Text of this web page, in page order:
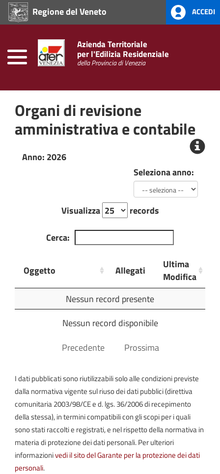
Regione del Veneto ACCEDI
Azienda Territoriale
per l'Edilizia Residenziale
della Provincia di Venezia
Home
Prevenzione
alla
Corruzione
Amministrazione
Trasparente
Organi di revisione
amministrativa e contabile
Anno: 2026
Seleziona anno:
Visualizza
records
Cerca:
Oggetto Allegati
Ultima
Modifica
Allegati
Modifica
Nessun record presente
Nessun record disponibile
Precedente
Prossima
I dati pubblicati sono riutilizzabili solo alle condizioni previste
dalla normativa vigente sul riuso dei dati pubblici (direttiva
comunitaria 2003/98/CE e d. lgs. 36/2006 di recepimento
della stessa), in termini compatibili con gli scopi per i quali
sono stati raccolti e registrati, e nel rispetto della normativa in
materia di protezione dei dati personali. Per ulteriori
informazionivedi il sito del Garante per la protezione dei dati
personali.